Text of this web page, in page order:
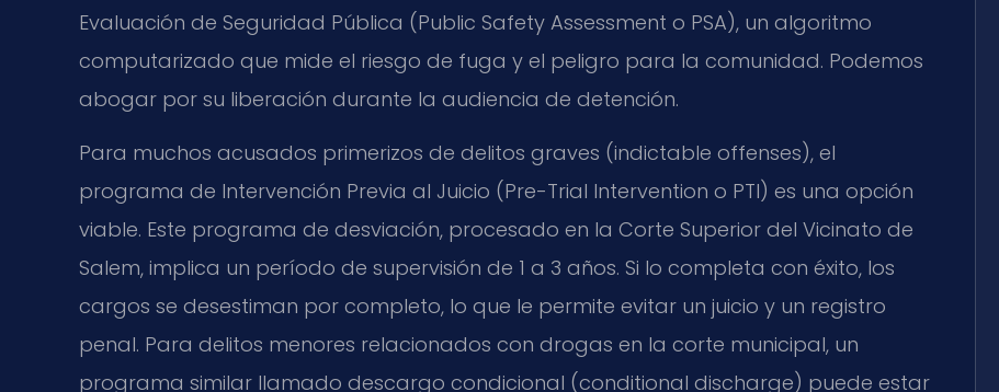
Evaluación de Seguridad Pública (Public Safety Assessment o PSA), un algoritmo
computarizado que mide el riesgo de fuga y el peligro para la comunidad. Podemos
abogar por su liberación durante la audiencia de detención.
Para muchos acusados primerizos de delitos graves (indictable offenses), el
programa de Intervención Previa al Juicio (Pre-Trial Intervention o PTI) es una opción
viable. Este programa de desviación, procesado en la Corte Superior del Vicinato de
Salem, implica un período de supervisión de 1 a 3 años. Si lo completa con éxito, los
cargos se desestiman por completo, lo que le permite evitar un juicio y un registro
penal. Para delitos menores relacionados con drogas en la corte municipal, un
programa similar llamado descargo condicional (conditional discharge) puede estar